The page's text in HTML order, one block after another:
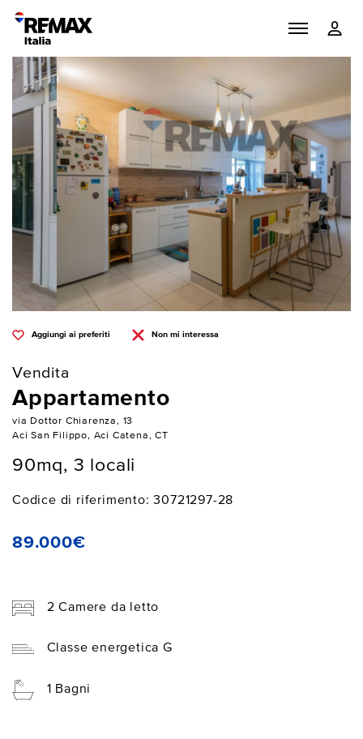
Aggiungi ai preferiti Non mi interessa
Vendita
Appartamento
via Dottor Chiarenza, 13
Aci San Filippo, Aci Catena, CT
90mq, 3 locali
Codice di riferimento: 30721297-28
89.000€
2 Camere da letto
Classe energetica G
1 Bagni